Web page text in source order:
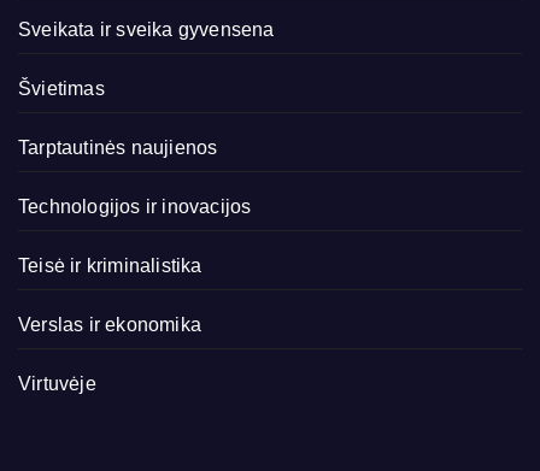
Sveikata ir sveika gyvensena
Švietimas
Tarptautinės naujienos
Technologijos ir inovacijos
Teisė ir kriminalistika
Verslas ir ekonomika
Virtuvėje